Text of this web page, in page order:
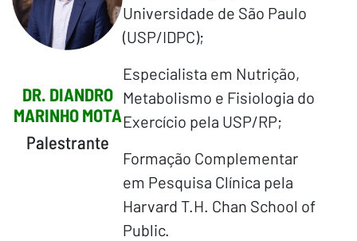
DR. DIANDRO
MARINHO MOTA
Palestrante
Universidade de São Paulo
(USP/IDPC);
Especialista em Nutrição,
Metabolismo e Fisiologia do
Exercício pela USP/RP;
⁠Formação Complementar
em Pesquisa Clínica pela
Harvard T.H. Chan School of
Public.